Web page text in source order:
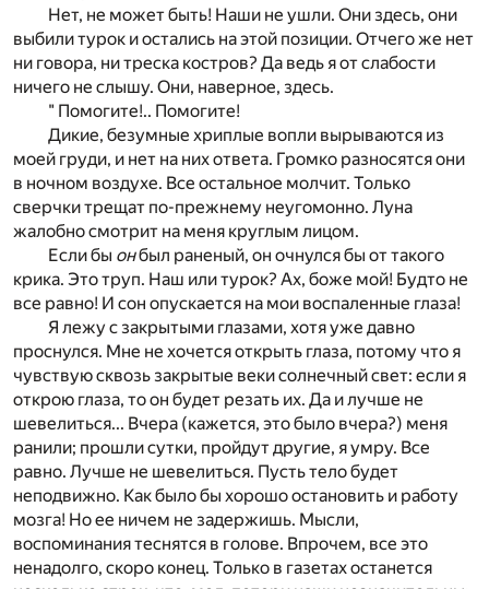
Нет, не может быть! Наши не ушли. Они здесь, они
выбили турок и остались на этой позиции. Отчего же нет
ни говора, ни треска костров? Да ведь я от слабости
ничего не слышу. Они, наверное, здесь.
" Помогите!.. Помогите!
Дикие, безумные хриплые вопли вырываются из
моей груди, и нет на них ответа. Громко разносятся они
в ночном воздухе. Все остальное молчит. Только
сверчки трещат по-прежнему неугомонно. Луна
жалобно смотрит на меня круглым лицом.
Если бы онбыл раненый, он очнулся бы от такого
крика. Это труп. Наш или турок? Ах, боже мой! Будто не
все равно! И сон опускается на мои воспаленные глаза!
Я лежу с закрытыми глазами, хотя уже давно
проснулся. Мне не хочется открыть глаза, потому что я
чувствую сквозь закрытые веки солнечный свет: если я
открою глаза, то он будет резать их. Да и лучше не
шевелиться... Вчера (кажется, это было вчера?) меня
ранили; прошли сутки, пройдут другие, я умру. Все
равно. Лучше не шевелиться. Пусть тело будет
неподвижно. Как было бы хорошо остановить и работу
мозга! Но ее ничем не задержишь. Мысли,
воспоминания теснятся в голове. Впрочем, все это
ненадолго, скоро конец. Только в газетах останется